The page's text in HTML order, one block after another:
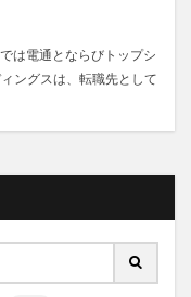
は電通とならびトップシ
ングスは、転職先として